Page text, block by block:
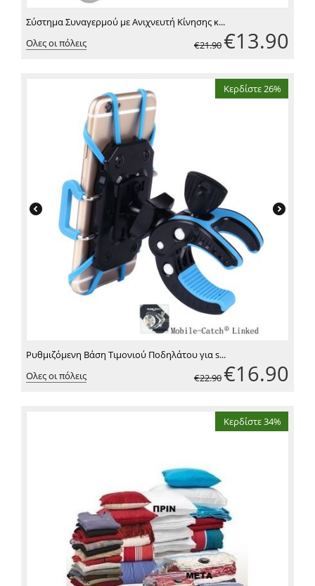
Σύστημα Συναγερμού με Ανιχνευτή Κίνησης κ...
Ολες οι πόλεις
€21.90 €13.90
Κερδίστε 26%
Ρυθμιζόμενη Βάση Τιμονιού Ποδηλάτου για s...
Ολες οι πόλεις
€22.90 €16.90
Κερδίστε 34%